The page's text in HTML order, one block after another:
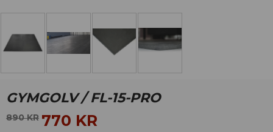
GYMGOLV / FL-15-PRO
890KR 770 KR